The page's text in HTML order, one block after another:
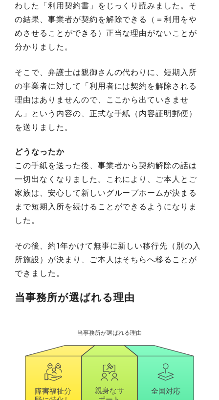
わした「利用契約書」をじっくり読みました。そ
の結果、事業者が契約を解除できる（＝利用をや
めさせることができる）正当な理由がないことが
分かりました。
そこで、弁護士は親御さんの代わりに、短期入所
の事業者に対して「利用者には契約を解除される
理由はありませんので、ここから出ていきませ
ん」という内容の、正式な手紙（内容証明郵便）
を送りました。
どうなったか
この手紙を送った後、事業者から契約解除の話は
一切出なくなりました。これにより、ご本人とご
家族は、安心して新しいグループホームが決まる
まで短期入所を続けることができるようになりま
した。
その後、約1年かけて無事に新しい移行先（別の入
所施設）が決まり、ご本人はそちらへ移ることが
できました。
当事務所が選ばれる理由